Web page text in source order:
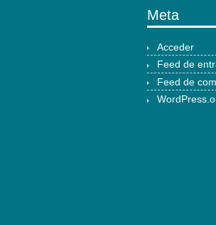
Meta
Acceder
Feed de
Feed de